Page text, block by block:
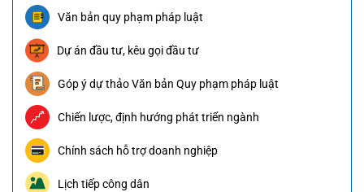
Văn bản quy phạm pháp luật
Dự án đầu tư, kêu gọi đầu tư
Góp ý dự thảo Văn bản Quy phạm pháp luật
Chiến lược, định hướng phát triển ngành
Chính sách hỗ trợ doanh nghiệp
Lịch tiếp công dân